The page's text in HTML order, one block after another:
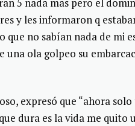
y les informaron q
que no sabían nada de mi
una ola golpeo su
expresó que “ahora
dura es la vida me quito